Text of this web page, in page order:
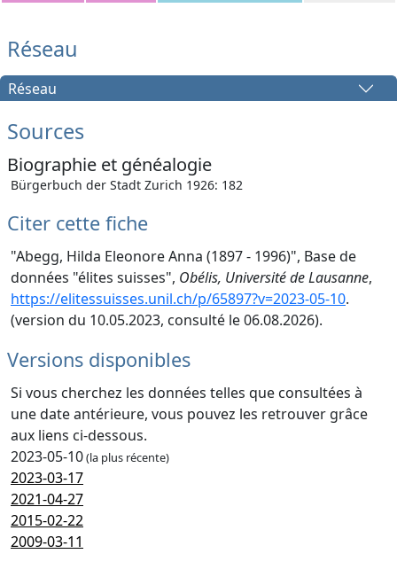
Réseau
Réseau
Sources
Biographie et généalogie
Bürgerbuch der Stadt Zurich 1926: 182
Citer cette fiche
"Abegg, Hilda Eleonore Anna (1897 - 1996)", Base de
données "élites suisses", Obélis, Université de Lausanne,
https://elitessuisses.unil.ch/p/65897?v=2023-05-10.
(version du 10.05.2023, consulté le 06.08.2026).
Versions disponibles
Si vous cherchez les données telles que consultées à
une date antérieure, vous pouvez les retrouver grâce
aux liens ci-dessous.
2023-05-10(la plus récente)
2023-03-17
2021-04-27
2015-02-22
2009-03-11